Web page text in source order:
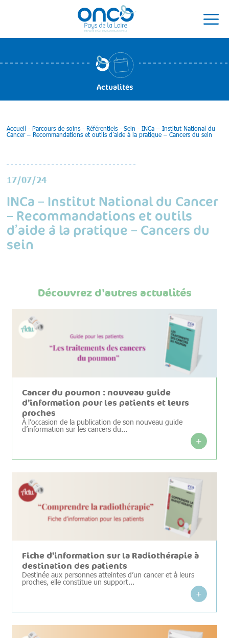
Actualités
Accueil - Parcours de soins- Référentiels- Sein - INCa – Institut National du
Cancer – Recommandations et outils d’aide à la pratique – Cancers du sein
17/07/24
INCa – Institut National du Cancer
– Recommandations et outils
d’aide à la pratique – Cancers du
sein
Découvrez d'autres actualités
Cancer du poumon : nouveau guide
d’information pour les patients et leurs
proches
À l’occasion de la publication de son nouveau guide
d’information sur les cancers du...
+
Fiche d’information sur la Radiothérapie à
destination des patients
Destinée aux personnes atteintes d’un cancer et à leurs
proches, elle constitue un support...
+